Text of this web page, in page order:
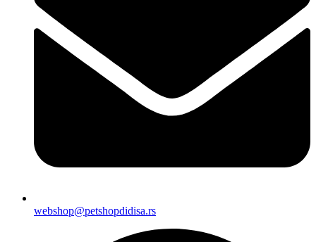
webshop@petshopdidisa.rs